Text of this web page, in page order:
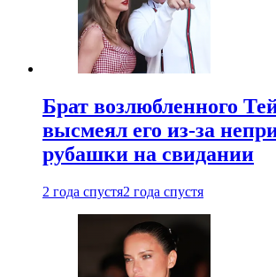
Брат возлюбленного
высмеял его из-за
рубашки на свидании
2 года спустя2 года спустя